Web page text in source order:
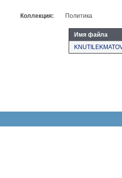
Коллекция: Политика
Имя файла